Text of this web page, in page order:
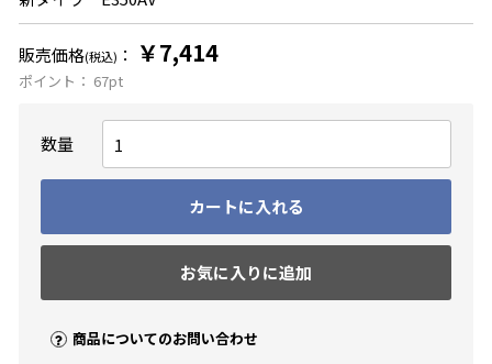
販売価格(税込) ： ￥7,414
ポイント： 67pt
数量
カートに入れる
お気に入りに追加
商品についてのお問い合わせ